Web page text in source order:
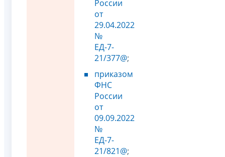
России
от
29.04.2022
№
ЕД-7-
21/377@;
приказом
ФНС
России
от
09.09.2022
№
ЕД-7-
21/821@;